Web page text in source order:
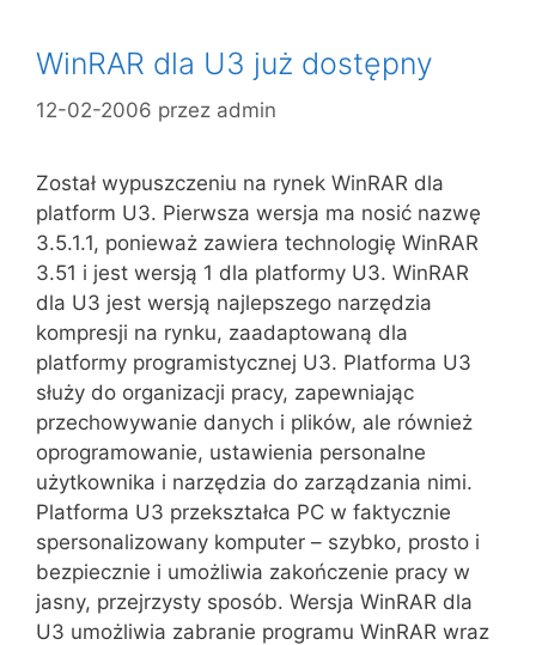
WinRAR dla U3 już dostępny
12-02-2006 przez admin
Został wypuszczeniu na rynek WinRAR dla
platform U3. Pierwsza wersja ma nosić nazwę
3.5.1.1, ponieważ zawiera technologię WinRAR
3.51 i jest wersją 1 dla platformy U3. WinRAR
dla U3 jest wersją najlepszego narzędzia
kompresji na rynku, zaadaptowaną dla
platformy programistycznej U3. Platforma U3
służy do organizacji pracy, zapewniając
przechowywanie danych i plików, ale również
oprogramowanie, ustawienia personalne
użytkownika i narzędzia do zarządzania nimi.
Platforma U3 przekształca PC w faktycznie
spersonalizowany komputer – szybko, prosto i
bezpiecznie i umożliwia zakończenie pracy w
jasny, przejrzysty sposób. Wersja WinRAR dla
U3 umożliwia zabranie programu WinRAR wraz